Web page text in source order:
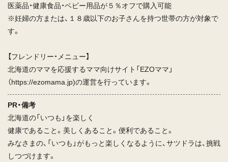
医薬品・健康食品・ベビー用品が５％オフで購入可能
※妊婦の方または、１８歳以下のお子さんを持つ世帯の方が対象で
す。
【フレンドリー・メニュー】
北海道のママを応援するママ向けサイト「EZOママ」
（https://ezomama.jp)の運営を行っています。
PR・備考
北海道の「いつも」を楽しく
健康であること。美しくあること。便利であること。
みなさまの、「いつも」がもっと楽しくなるように、サツドラは、挑戦
しつづけます。